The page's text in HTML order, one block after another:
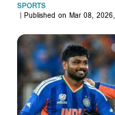
SPORTS
Published on Mar 08,